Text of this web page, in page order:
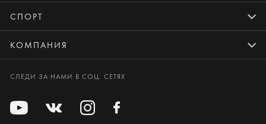
СПОРТ
КОМПАНИЯ
СЛЕДИ ЗА НАМИ В СОЦ. СЕТЯХ